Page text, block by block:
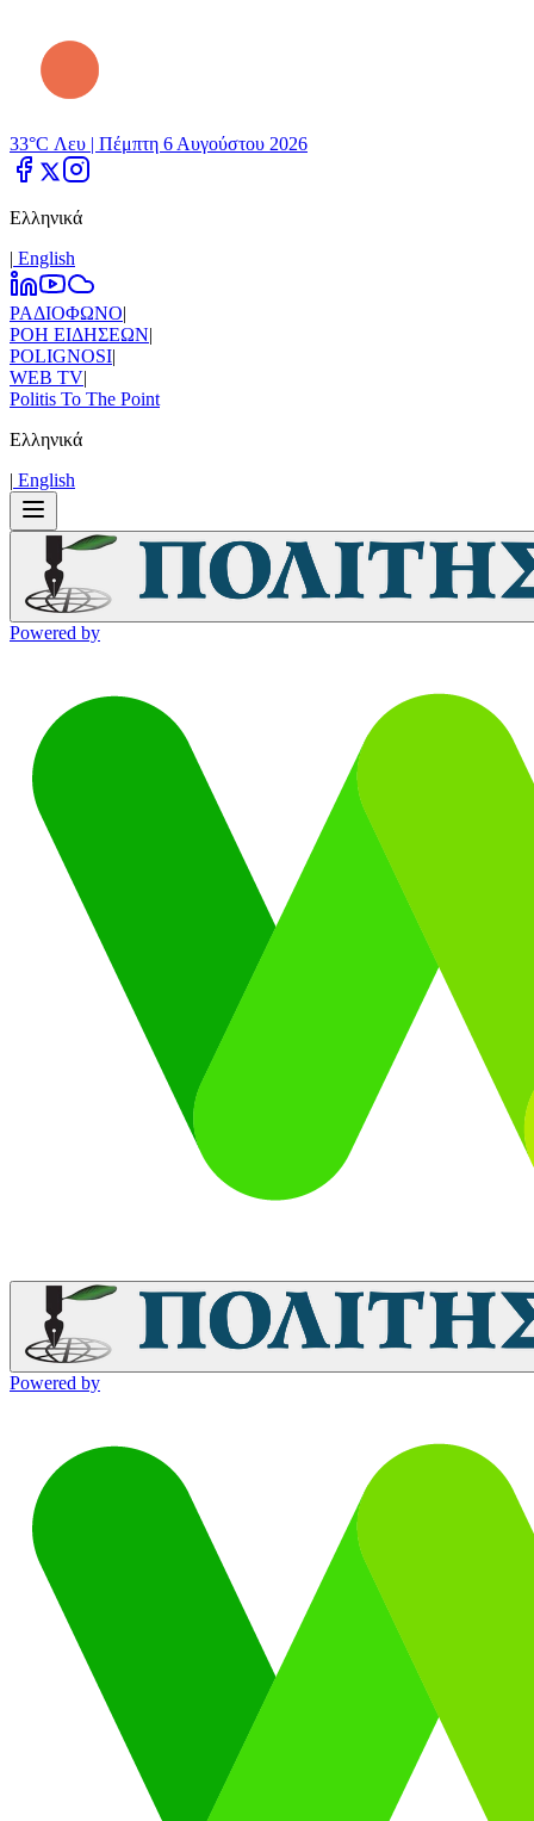
33°C Λευ | Πέμπτη 6 Αυγούστου 2026
Ελληνικά
| Εnglish
ΡΑΔΙΟΦΩΝΟ|
ΡΟΗ ΕΙΔΗΣΕΩΝ|
POLIGNOSI|
WEB TV|
Politis To The Point
Ελληνικά
| Εnglish
Powered by
Powered by